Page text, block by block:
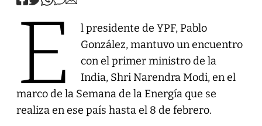
E
l presidente de YPF, Pablo
González, mantuvo un encuentro
con el primer ministro de la
India, Shri Narendra Modi, en el
marco de la Semana de la Energía que se
realiza en ese país hasta el 8 de febrero.